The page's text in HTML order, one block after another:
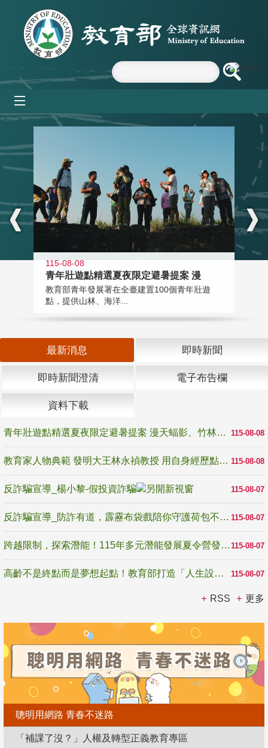
跳到主要內容區塊
:::
115-08-08
青年壯遊點精選夏夜限定避暑提案 漫
教育部青年發展署在全臺建置100個青年壯遊
點，提供山林、海洋...
最新消息 即時新聞
即時新聞澄清 電子布告欄
資料下載
115-08-08
青年壯遊點精選夏夜限定避暑提案 漫天蝠影、竹林尋蛙、茶香夜觀 邀青年暮色出發
115-08-08
教育家人物典範 發明大王林永禎教授 用自身經歷點亮學生的路
115-08-07
反詐騙宣導_楊小黎-假投資詐騙
115-08-07
反詐騙宣導_防詐有道，霹靂布袋戲陪你守護荷包不受騙
115-08-07
跨越限制，探索潛能！115年多元潛能發展夏令營發掘生命無限可能
115-08-07
高齡不是終點而是夢想起點！教育部打造「人生設計夢工場」 參展第3屆高齡健康產業博覽會
RSS 更多
聰明用網路 青春不迷路
「補課了沒？」人權及轉型正義教育專區